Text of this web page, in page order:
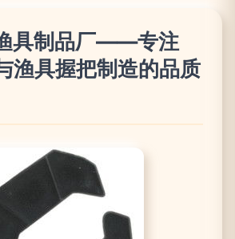
具制品厂——专注
渔具握把制造的品质